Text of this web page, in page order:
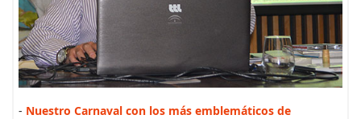
- Nuestro Carnaval con los más emblemáticos de